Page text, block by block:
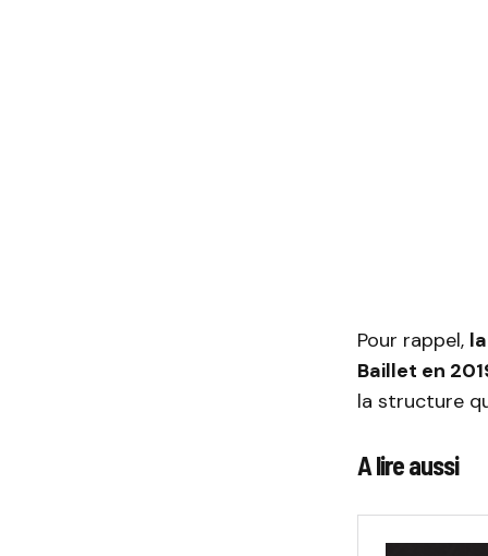
Pour rappel,
Baillet en
la structure
A lire aussi